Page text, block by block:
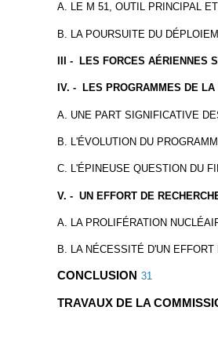
A. LE M 51, OUTIL PRINCIPAL
B. LA POURSUITE DU
III - LES FORCES AÉRIENNES
IV. - LES PROGRAMMES DE
A. UNE PART SIGNIFICATIVE
B. L'ÉVOLUTION DU
C. L'ÉPINEUSE QUESTION DU
V. - UN EFFORT DE
A. LA PROLIFÉRATION
B. LA NÉCESSITÉ D'UN
CONCLUSION 31
TRAVAUX DE LA